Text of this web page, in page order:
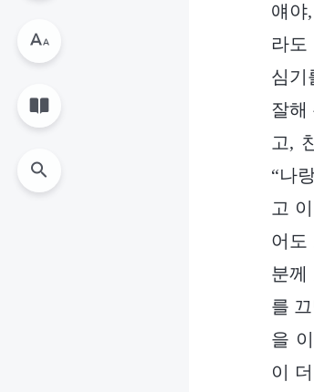
얘야
라도
심기
잘해
고,
“나
고
어도
분께
를
을
이